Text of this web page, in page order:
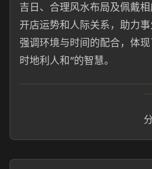
吉日、合理风水布局及佩戴
开店运势和人际关系，助力
强调环境与时间的配合，体
时地利人和”的智慧。